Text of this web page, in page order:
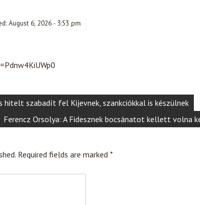
August 6, 2026 - 3:53 pm
szabadít fel Kijevnek, szankciókkal is készülnek
Ferencz Orsolya: A Fidesznek bocsánatot kellett volna
Required fields are marked *